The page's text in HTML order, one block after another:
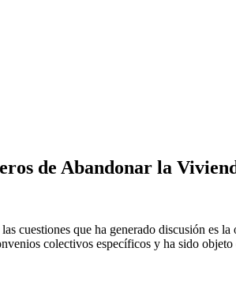
de Abandonar la
cuestiones que ha generado discusión es
colectivos específicos y ha sido